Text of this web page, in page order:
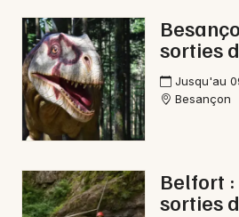
sorties
Jusqu'au
Besançon
Belfort
sorties